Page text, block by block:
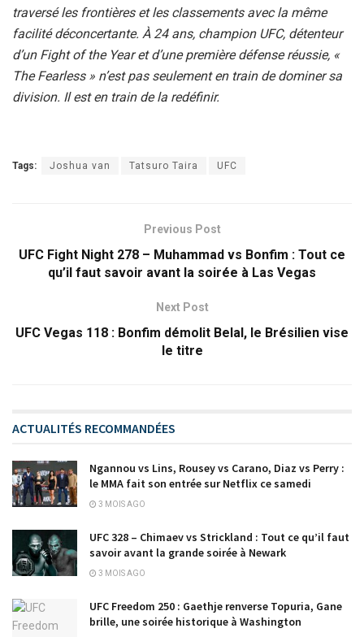
traversé les frontières et les classements avec la même
facilité déconcertante. À 24 ans, champion UFC, détenteur
d’un Fight of the Year et d’une première défense réussie, «
The Fearless » n’est pas seulement en train de dominer sa
division. Il est en train de la redéfinir.
Tags: Joshua van Tatsuro Taira UFC
Previous Post
UFC Fight Night 278 – Muhammad vs Bonfim : Tout ce
qu’il faut savoir avant la soirée à Las Vegas
Next Post
UFC Vegas 118 : Bonfim démolit Belal, le Brésilien vise
le titre
ACTUALITÉS RECOMMANDÉES
Ngannou vs Lins, Rousey vs Carano, Diaz vs Perry :
le MMA fait son entrée sur Netflix ce samedi
3 MOIS AGO
UFC 328 – Chimaev vs Strickland : Tout ce qu’il faut
savoir avant la grande soirée à Newark
3 MOIS AGO
UFC Freedom 250 : Gaethje renverse Topuria, Gane
brille, une soirée historique à Washington